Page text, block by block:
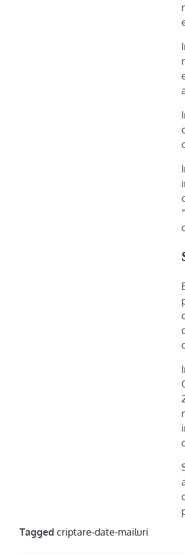
Tagged criptare-date-mailuri